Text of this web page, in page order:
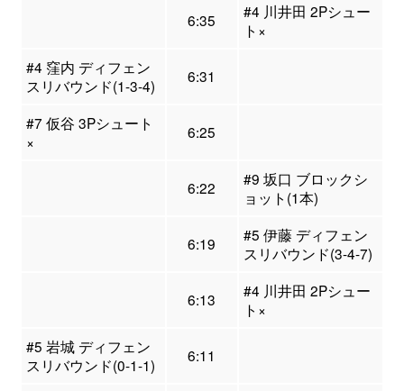
6:35
#4 川井田 2Pシュー
ト×
#4 窪内 ディフェン
スリバウンド(1-3-4)
6:31
#7 仮谷 3Pシュート
×
6:25
6:22
#9 坂口 ブロックシ
ョット(1本)
6:19
#5 伊藤 ディフェン
スリバウンド(3-4-7)
6:13
#4 川井田 2Pシュー
ト×
#5 岩城 ディフェン
スリバウンド(0-1-1)
6:11